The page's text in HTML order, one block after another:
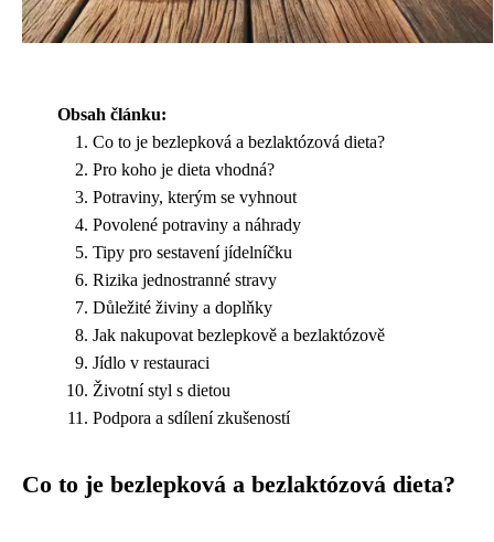
Obsah článku:
Co to je bezlepková a bezlaktózová dieta?
Pro koho je dieta vhodná?
Potraviny, kterým se vyhnout
Povolené potraviny a náhrady
Tipy pro sestavení jídelníčku
Rizika jednostranné stravy
Důležité živiny a doplňky
Jak nakupovat bezlepkově a bezlaktózově
Jídlo v restauraci
Životní styl s dietou
Podpora a sdílení zkušeností
Co to je bezlepková a bezlaktózová dieta?